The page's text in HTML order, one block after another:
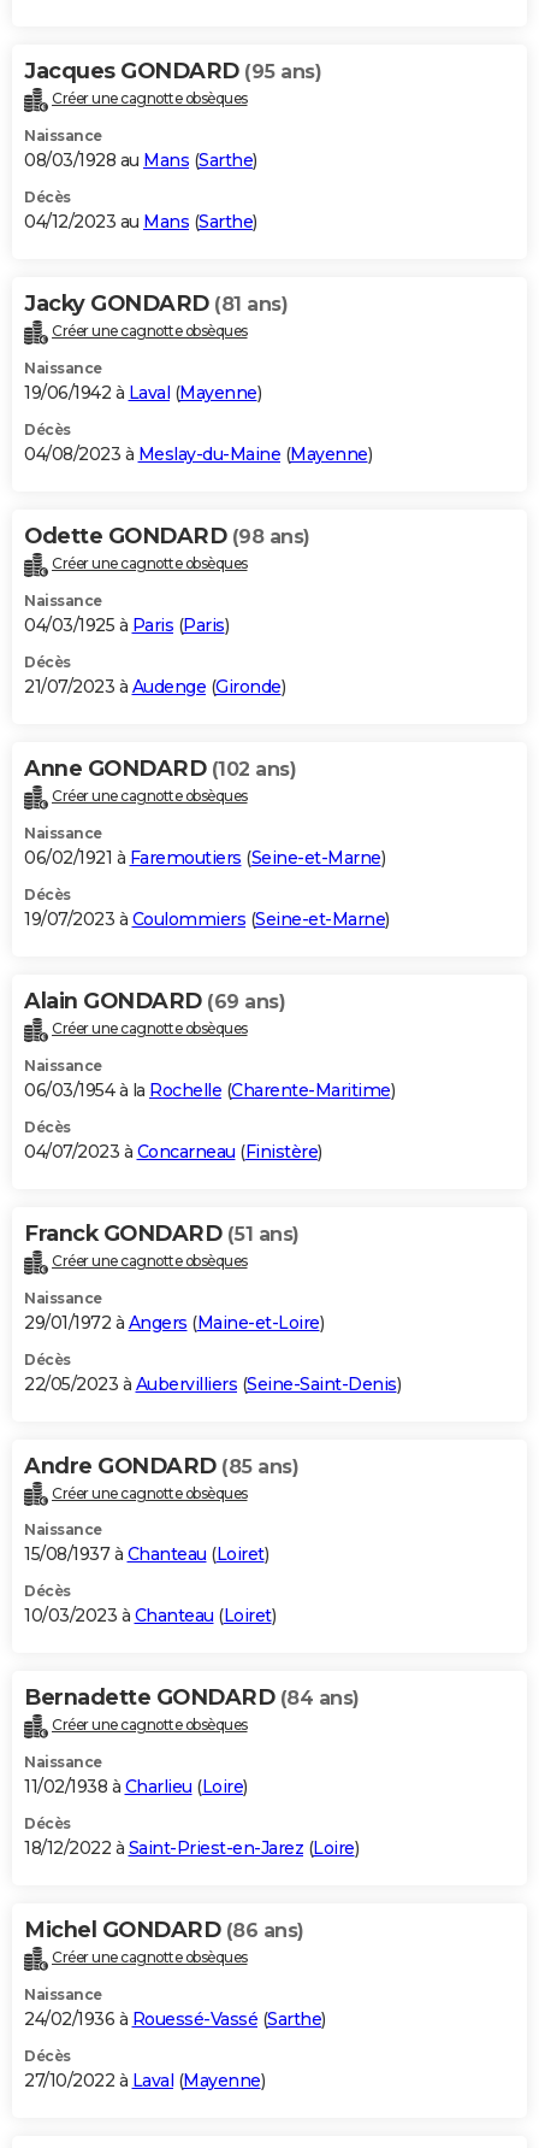
Jacques GONDARD (95 ans)
Créer une cagnotte obsèques
Naissance
08/03/1928 au Mans (Sarthe)
Décès
04/12/2023 au Mans (Sarthe)
Jacky GONDARD (81 ans)
Créer une cagnotte obsèques
Naissance
19/06/1942 à Laval (Mayenne)
Décès
04/08/2023 à Meslay-du-Maine (Mayenne)
Odette GONDARD (98 ans)
Créer une cagnotte obsèques
Naissance
04/03/1925 à Paris (Paris)
Décès
21/07/2023 à Audenge (Gironde)
Anne GONDARD (102 ans)
Créer une cagnotte obsèques
Naissance
06/02/1921 à Faremoutiers (Seine-et-Marne)
Décès
19/07/2023 à Coulommiers (Seine-et-Marne)
Alain GONDARD (69 ans)
Créer une cagnotte obsèques
Naissance
06/03/1954 à la Rochelle (Charente-Maritime)
Décès
04/07/2023 à Concarneau (Finistère)
Franck GONDARD (51 ans)
Créer une cagnotte obsèques
Naissance
29/01/1972 à Angers (Maine-et-Loire)
Décès
22/05/2023 à Aubervilliers (Seine-Saint-Denis)
Andre GONDARD (85 ans)
Créer une cagnotte obsèques
Naissance
15/08/1937 à Chanteau (Loiret)
Décès
10/03/2023 à Chanteau (Loiret)
Bernadette GONDARD (84 ans)
Créer une cagnotte obsèques
Naissance
11/02/1938 à Charlieu (Loire)
Décès
18/12/2022 à Saint-Priest-en-Jarez (Loire)
Michel GONDARD (86 ans)
Créer une cagnotte obsèques
Naissance
24/02/1936 à Rouessé-Vassé (Sarthe)
Décès
27/10/2022 à Laval (Mayenne)